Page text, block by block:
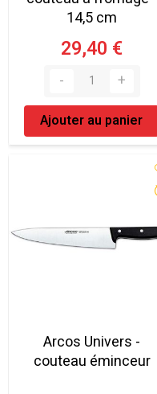
14,5 cm
29,40 €
Ajouter au panier
Arcos Univers -
couteau éminceur